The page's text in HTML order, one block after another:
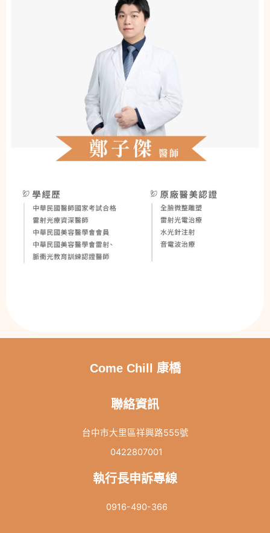
Come Chill 康橋
聯絡資訊
台中市大里區祥興路555號
0422807001
執行長申訴專線
0916-490-366